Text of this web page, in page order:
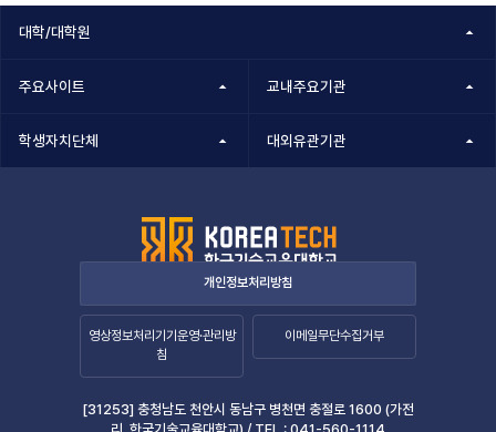
대학/대학원
주요사이트 교내주요기관
학생자치단체 대외유관기관
개인정보처리방침
영상정보처리기기운영·관리방
침
이메일무단수집거부
[31253] 충청남도 천안시 동남구 병천면 충절로 1600 (가전